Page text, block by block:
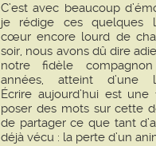
C’est avec beaucoup
je rédige ces quelques
cœur encore lourd de
soir, nous avons dû dire
notre fidèle
années, atteint d’une
Écrire aujourd’hui est
poser des mots sur cette
de partager ce que tant
déjà vécu : la perte d’un